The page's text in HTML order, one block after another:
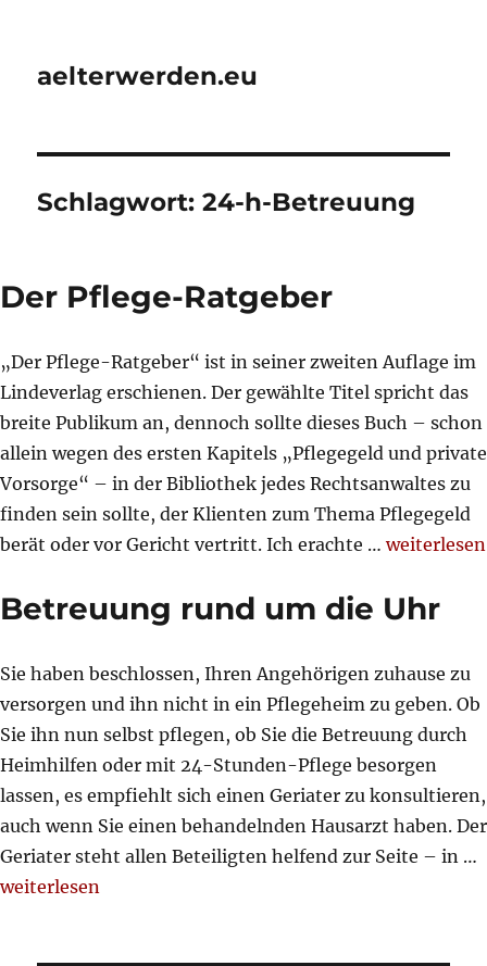
aelterwerden.eu
Schlagwort:24-h-Betreuung
Der Pflege-Ratgeber
„Der Pflege-Ratgeber“ ist in seiner zweiten Auflage im
Lindeverlag erschienen. Der gewählte Titel spricht das
breite Publikum an, dennoch sollte dieses Buch – schon
allein wegen des ersten Kapitels „Pflegegeld und private
Vorsorge“ – in der Bibliothek jedes Rechtsanwaltes zu
finden sein sollte, der Klienten zum Thema Pflegegeld
berät oder vor Gericht vertritt. Ich erachte …„Der
weiterlesen
Betreuung rund um die Uhr
Sie haben beschlossen, Ihren Angehörigen zuhause zu
versorgen und ihn nicht in ein Pflegeheim zu geben. Ob
Sie ihn nun selbst pflegen, ob Sie die Betreuung durch
Heimhilfen oder mit 24-Stunden-Pflege besorgen
lassen, es empfiehlt sich einen Geriater zu konsultieren,
auch wenn Sie einen behandelnden Hausarzt haben. Der
Geriater steht allen Beteiligten helfend zur Seite – in …
„Betreuung rund um die Uhr“
weiterlesen